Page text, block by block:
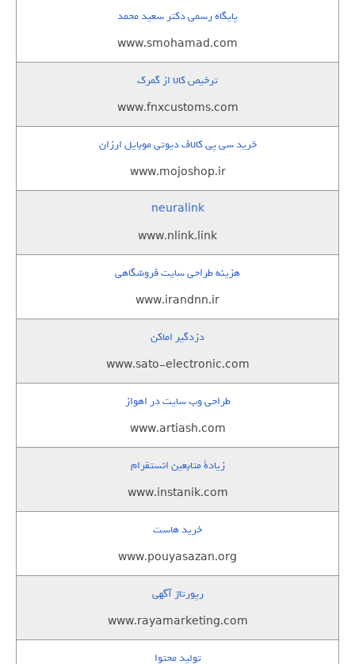
پایگاه رسمی دکتر سعید محمد
www.smohamad.com
ترخیص کالا از گمرک
www.fnxcustoms.com
خرید سی پی کالاف دیوتی موبایل ارزان
www.mojoshop.ir
neuralink
www.nlink.link
هزینه طراحی سایت فروشگاهی
www.irandnn.ir
دزدگیر اماکن
www.sato-electronic.com
طراحی وب سایت در اهواز
www.artiash.com
زيادة متابعين انستقرام
www.instanik.com
خرید هاست
www.pouyasazan.org
رپورتاژ آگهی
www.rayamarketing.com
تولید محتوا